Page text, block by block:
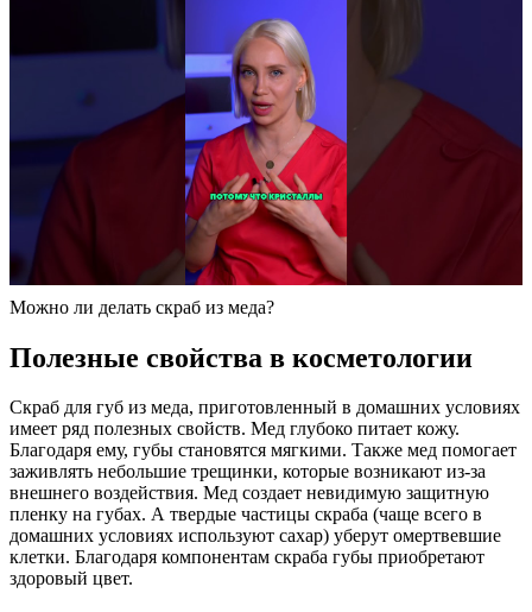
Можно ли делать скраб из меда?
Полезные свойства в косметологии
Скраб для губ из меда, приготовленный в домашних условиях
имеет ряд полезных свойств. Мед глубоко питает кожу.
Благодаря ему, губы становятся мягкими. Также мед помогает
заживлять небольшие трещинки, которые возникают из-за
внешнего воздействия. Мед создает невидимую защитную
пленку на губах. А твердые частицы скраба (чаще всего в
домашних условиях используют сахар) уберут омертвевшие
клетки. Благодаря компонентам скраба губы приобретают
здоровый цвет.